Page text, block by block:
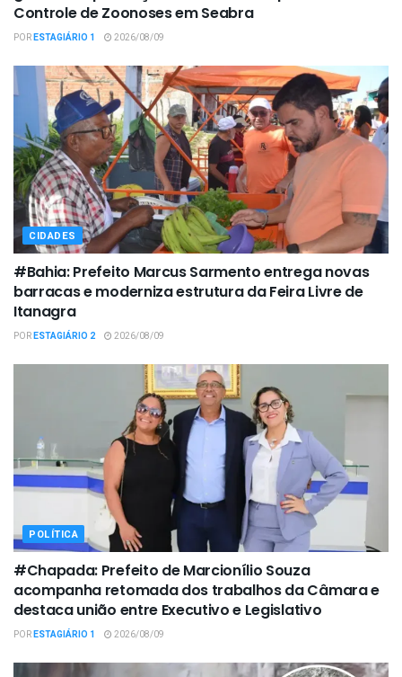
Controle de Zoonoses em Seabra
PORESTAGIÁRIO 1 2026/08/09
CIDADES
#Bahia: Prefeito Marcus Sarmento entrega novas
barracas e moderniza estrutura da Feira Livre de
Itanagra
PORESTAGIÁRIO 2 2026/08/09
POLÍTICA
#Chapada: Prefeito de Marcionílio Souza
acompanha retomada dos trabalhos da Câmara e
destaca união entre Executivo e Legislativo
PORESTAGIÁRIO 1 2026/08/09